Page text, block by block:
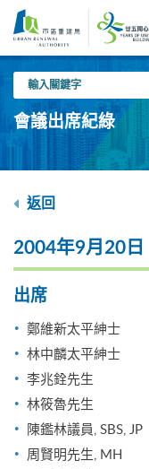
要
入
關
鍵
會議出席紀綠
返回
2004年9月20日
出席
鄭維新太平紳士
林中麟太平紳士
李兆銓先生
林筱魯先生
陳鑑林議員, SBS, JP
周賢明先生, MH